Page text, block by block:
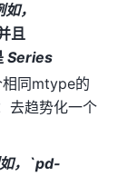
，
且
Series
同mtype的
去趋势化一个
，`pd-